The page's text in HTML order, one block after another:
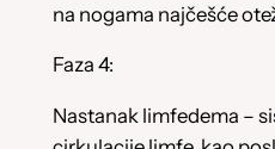
na nogama najčešće
Faza 4:
Nastanak limfedema –